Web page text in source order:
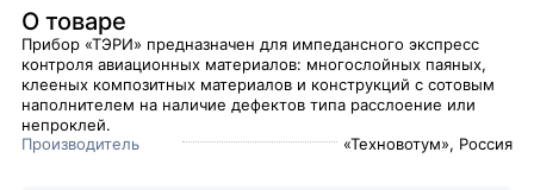
О товаре
Прибор «ТЭРИ» предназначен для импедансного экспресс
контроля авиационных материалов: многослойных паяных,
клееных композитных материалов и конструкций с сотовым
наполнителем на наличие дефектов типа расслоение или
непроклей.
Производитель
«Техновотум», Россия